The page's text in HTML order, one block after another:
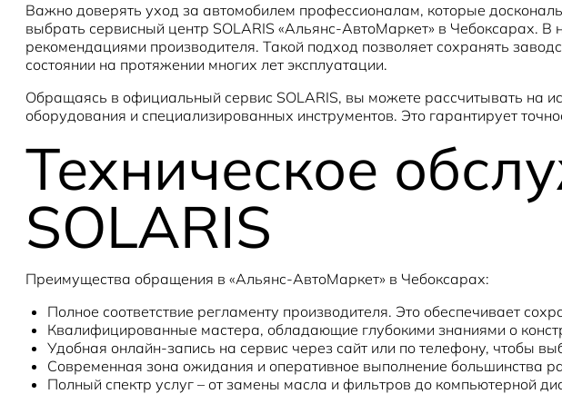
Важно доверять уход за автомобилем профессионалам, которые
выбрать сервисный центр SOLARIS «Альянс-АвтоМаркет» в Чебоксарах. В
рекомендациями производителя. Такой подход позволяет сохранять
состоянии на протяжении многих лет эксплуатации.
Обращаясь в официальный сервис SOLARIS, вы можете рассчитывать на
оборудования и специализированных инструментов. Это гарантирует
Техническое
SOLARIS
Преимущества обращения в «Альянс-АвтоМаркет» в Чебоксарах:
Полное соответствие регламенту производителя. Это обеспечивает
Квалифицированные мастера, обладающие глубокими знаниями о
Удобная онлайн-запись на сервис через сайт или по телефону, чтобы
Современная зона ожидания и оперативное выполнение большинства
Полный спектр услуг – от замены масла и фильтров до компьютерной